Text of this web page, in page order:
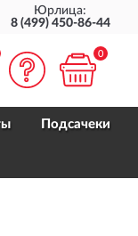
МЕС.ГАРАНТИЯ
Юрлица:
8 (499) 450-86-44
0
Подсачеки